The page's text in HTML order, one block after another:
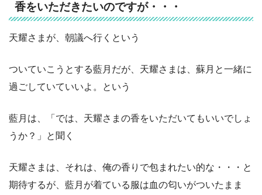
香をいただきたいのですが・・・
天耀さまが、朝議へ行くという
ついていこうとする藍月だが、天耀さまは、蘇月と一緒に
過ごしていていいよ。という
藍月は、「では、天耀さまの香をいただいてもいいでしょ
うか？」と聞く
天耀さまは、それは、俺の香りで包まれたい的な・・・と
期待するが、藍月が着ている服は血の匂いがついたまま